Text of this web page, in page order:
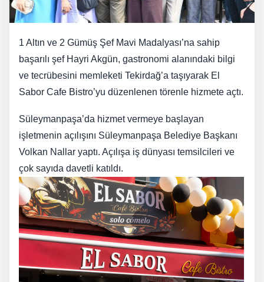
1 Altın ve 2 Gümüş Şef Mavi Madalyası’na sahip
başarılı şef Hayri Akgün, gastronomi alanındaki bilgi
ve tecrübesini memleketi Tekirdağ’a taşıyarak El
Sabor Cafe Bistro’yu düzenlenen törenle hizmete açtı.
Süleymanpaşa’da hizmet vermeye başlayan
işletmenin açılışını Süleymanpaşa Belediye Başkanı
Volkan Nallar yaptı. Açılışa iş dünyası temsilcileri ve
çok sayıda davetli katıldı.